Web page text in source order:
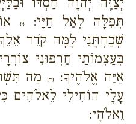
תְּפִלָּה לְאֵל חַיָּי:{י}
שְׁכַחְתָּנִי לָמָּה קֹדֵר
בְּעַצְמוֹתַי חֵרְפוּנִי
אַיֵּה אֱלֹהֶיךָ:
{יב}מַה
עָלָי הוֹחִילִי לֵאלֹהִים
וֵאלֹהָי: